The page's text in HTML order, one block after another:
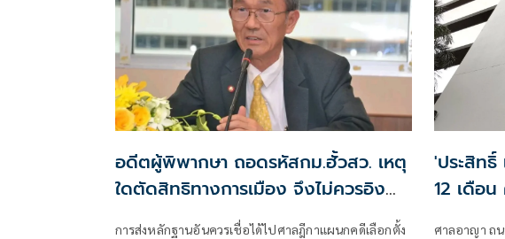
อดีตผู้พิพากษา ถอดรหัสกม.ฮั้วสว. เหตุ
ใดตัดสิทธิทางการเมือง จึงไม่ควรอิง
มาตรฐานเดียวกับคดีอาญา
การส่งหลักฐานอันควรเชื่อได้ไปศาลฎีกาแผนกคดีเลือกตั้ง
'ประสิท
12 เดือ
ศาลอาญา ถ